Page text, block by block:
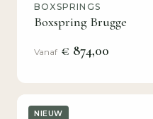
BOXSPRINGS
Boxspring Brugge
Vanaf € 874,00
NIEUW